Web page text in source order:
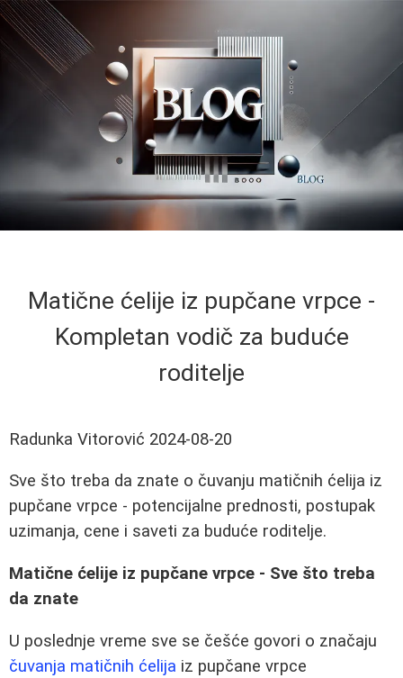
Matične ćelije iz pupčane vrpce -
Kompletan vodič za buduće
roditelje
Radunka Vitorović 2024-08-20
Sve što treba da znate o čuvanju matičnih ćelija iz
pupčane vrpce - potencijalne prednosti, postupak
uzimanja, cene i saveti za buduće roditelje.
Matične ćelije iz pupčane vrpce - Sve što treba
da znate
U poslednje vreme sve se češće govori o značaju
čuvanja matičnih ćelija iz pupčane vrpce